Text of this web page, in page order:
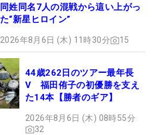
同姓同名7人の混戦から這い上がっ
た“新星ヒロイン”
2026年8月6日 (木) 11時30分 15
44歳262日のツアー最年長
V 福田侑子の初優勝を支え
た14本【勝者のギア】
2026年8月6日 (木) 08時55分
32